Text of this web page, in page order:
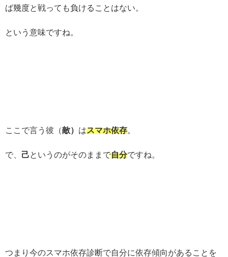
ば幾度と戦っても負けることはない。
という意味ですね。
ここで言う彼（敵） はスマホ依存
で、 己 というのがそのままで自分ですね。
つまり今のスマホ依存診断で自分に依存傾向があることを